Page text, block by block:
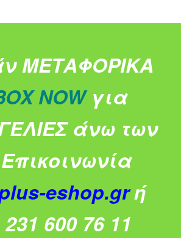
ΜΕΤΑΦΟΡΙΚΑ
NOW για
άνω των
Επικοινωνία
eshop.grή
600 76 11